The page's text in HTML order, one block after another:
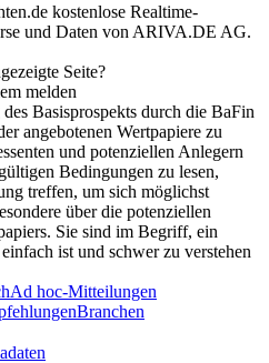
kostenlose Realtime-
und Daten von ARIVA.DE AG.
Seite?
melden
Basisprospekts durch die BaFin
angebotenen Wertpapiere zu
und potenziellen Anlegern
Bedingungen zu lesen,
treffen, um sich möglichst
über die potenziellen
Sie sind im Begriff, ein
ist und schwer zu verstehen
Ad hoc-Mitteilungen
Branchen